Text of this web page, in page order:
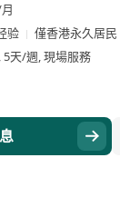
验
僅香港永久居民
天/週, 現場服務